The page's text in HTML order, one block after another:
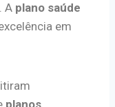
A plano saúde
em